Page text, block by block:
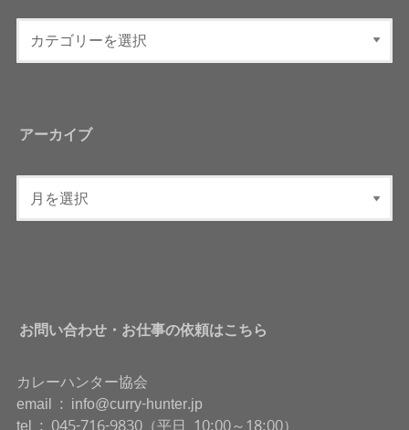
アーカイブ
お問い合わせ・お仕事の依頼はこちら
カレーハンター協会
email : info@curry-hunter.jp
tel : 045-716-9830（平日 10:00～18:00）